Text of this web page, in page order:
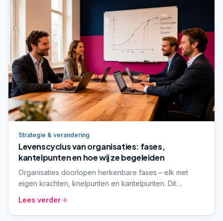
Strategie & verandering
Levenscyclus van organisaties: fases,
kantelpunten en hoe wij ze begeleiden
Organisaties doorlopen herkenbare fases – elk met
eigen krachten, knelpunten en kantelpunten. Dit
voorkomende valkuilen, en hoe wij organisaties per
fase begeleiden vanuit onze vier-stappen-aanpak.
Lees verder